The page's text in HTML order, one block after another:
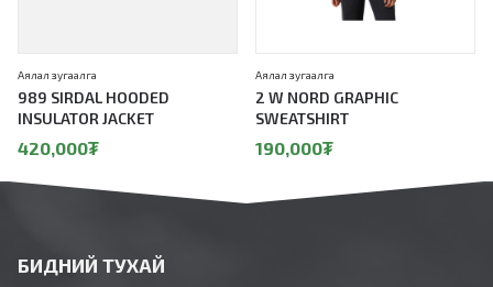
989 SIRDAL HOODED
INSULATOR JACKET
Аялал зугаалга
420,000₮
2 W NORD GRAPHIC
SWEATSHIRT
Аялал зугаалга
190,000₮
БИДНИЙ ТУХАЙ